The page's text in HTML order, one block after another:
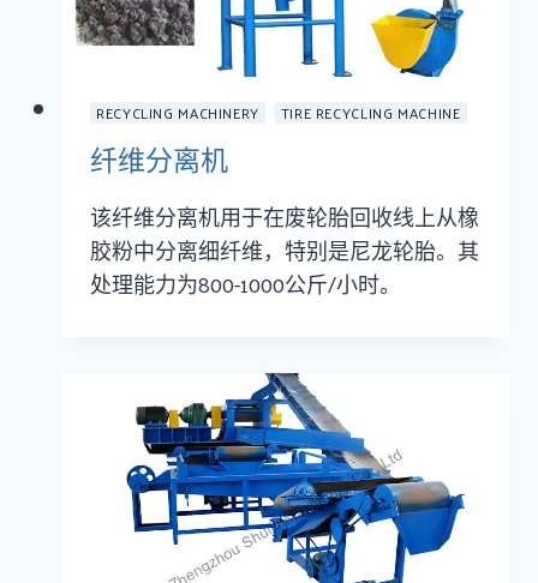
RECYCLING MACHINERY TIRE RECYCLING MACHINE
纤维分离机
该纤维分离机用于在废轮胎回收线上从橡
胶粉中分离细纤维，特别是尼龙轮胎。其
处理能力为800-1000公斤/小时。